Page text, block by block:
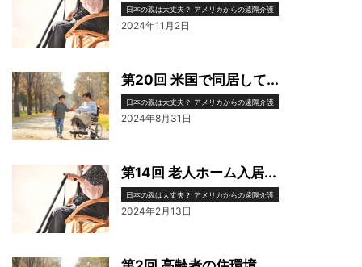
日本の親は大丈夫？ アメリカからの遠隔介護
2024年11月2日
第20回 米国で同居して...
日本の親は大丈夫？ アメリカからの遠隔介護
2024年8月31日
第14回 老人ホーム入居...
日本の親は大丈夫？ アメリカからの遠隔介護
2024年2月13日